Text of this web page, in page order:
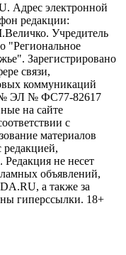
Адрес электронной
редакции:
Учредитель
"Региональное
Зарегистрировано
связи,
коммуникаций
№ ЭЛ № ФС77-82617
на сайте
с
материалов
редакцией,
Редакция не несет
объявлений,
а также за
гиперссылки. 18+